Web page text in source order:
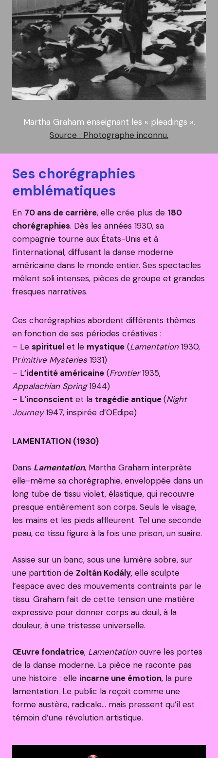
Martha Graham enseignant les « pleadings ».
Source : Photographe inconnu.
Ses chorégraphies
emblématiques
En 70 ans de carrière, elle crée plus de 180
chorégraphies. Dès les années 1930, sa
compagnie tourne aux États-Unis et à
l’international, diffusant la danse moderne
américaine dans le monde entier. Ses spectacles
mêlent soli intenses, pièces de groupe et grandes
fresques narratives.
Ces chorégraphies abordent différents thèmes
en fonction de ses périodes créatives :
– Le spirituel et le mystique (Lamentation1930,
Primitive Mysteries 1931)
– L’identité américaine (Frontier1935,
Appalachian Spring1944)
– L’inconscient et la tragédie antique(Night
Journey1947, inspirée d’OEdipe)
LAMENTATION (1930)
Dans Lamentation, Martha Graham interprète
elle-même sa chorégraphie, enveloppée dans un
long tube de tissu violet, élastique, qui recouvre
presque entièrement son corps. Seuls le visage,
les mains et les pieds affleurent. Tel une seconde
peau, ce tissu figure à la fois une prison, un suaire.
Assise sur un banc, sous une lumière sobre, sur
une partition de Zoltán Kodály, elle sculpte
l’espace avec des mouvements contraints par le
tissu. Graham fait de cette tension une matière
expressive pour donner corps au deuil, à la
douleur, à une tristesse universelle.
Œuvre fondatrice, Lamentationouvre les portes
de la danse moderne. La pièce ne raconte pas
une histoire : elle incarne une émotion, la pure
lamentation. Le public la reçoit comme une
forme austère, radicale… mais pressent qu’il est
témoin d’une révolution artistique.